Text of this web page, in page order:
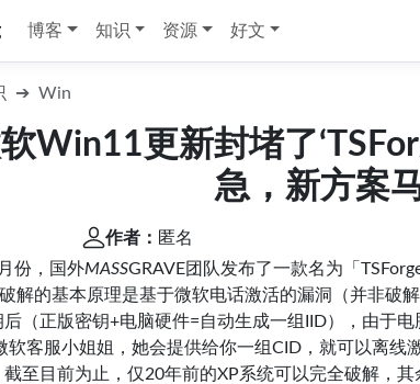
博客 知识 资源 好文
Win
Win11更新封堵了
急，新方案
作者： 匿名
份，国外MASSGRAVE团队发布了一款名为「
解的基本原理是基于微软电话激活的漏洞（并非破
后（正版密钥+电脑硬件=自动生成一组IID），由于
软客服小姐姐，她会提供给你一组CID，就可以离线
至目前为止，仅20年前的XP系统可以完全破解，